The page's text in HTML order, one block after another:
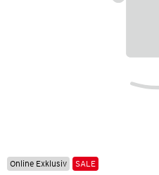
Online Exklusiv SALE